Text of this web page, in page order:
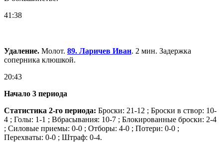
41:38
Удаление. Молот. 89. Ларичев Иван. 2 мин. Задержка
соперника клюшкой.
20:43
Начало 3 периода
Статистика 2-го периода: Броски: 21-12 ; Броски в створ: 10-
4 ; Голы: 1-1 ; Вбрасывания: 10-7 ; Блокированные броски: 2-4
; Силовые приемы: 0-0 ; Отборы: 4-0 ; Потери: 0-0 ;
Перехваты: 0-0 ; Штраф: 0-4.